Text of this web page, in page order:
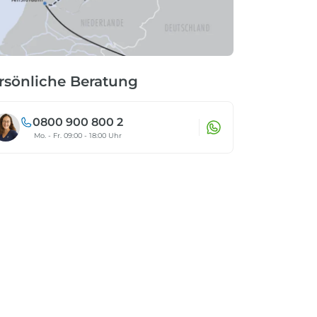
Beratung
0800 900 800 2
Mo. - Fr. 09:00 - 18:00 Uhr